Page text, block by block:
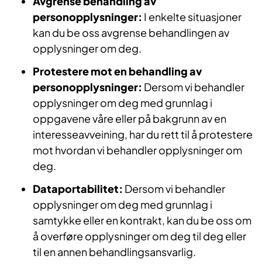
personopplysninger: I enkelte situasjoner
kan du be oss avgrense behandlingen av
opplysninger om deg.
Protestere mot en behandling av
personopplysninger: Dersom vi behandler
opplysninger om deg med grunnlag i
oppgavene våre eller på bakgrunn av en
interesseavveining, har du rett til å protestere
mot hvordan vi behandler opplysninger om
deg.
Dataportabilitet: Dersom vi behandler
opplysninger om deg med grunnlag i
samtykke eller en kontrakt, kan du be oss om
å overføre opplysninger om deg til deg eller
til en annen behandlingsansvarlig.